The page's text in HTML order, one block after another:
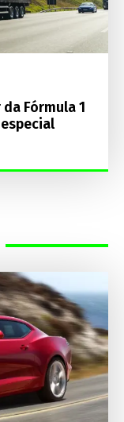
Fórmula 1